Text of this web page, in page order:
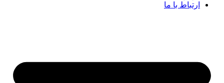
ارتباط با ما